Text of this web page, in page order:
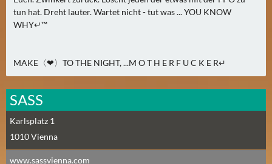
S
A
S
T
A
G
(
0
)
tun hat. Dreht lauter. Wartet nicht - tut was ... YOU KNOW
WHY↵™
MAKE〈❤〉TO THE NIGHT, ...M O T H E R F U C K E R↵
SASS
Karlsplatz 1
1010Vienna
www.sassvienna.com